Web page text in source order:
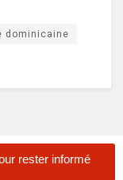
dominicaine
rester informé